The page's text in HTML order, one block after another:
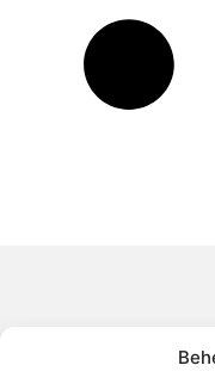
Jouw gids voor
Ontdek een brede